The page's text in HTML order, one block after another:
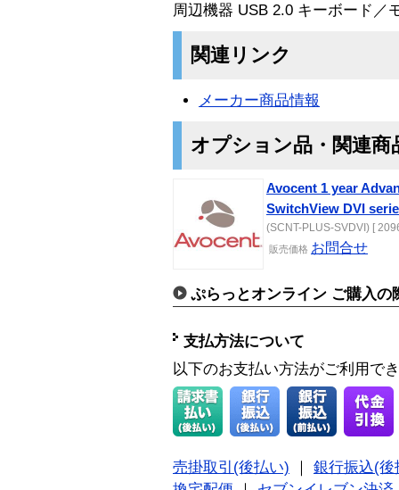
周辺機器 USB 2.0 キーボード／
関連リンク
メーカー商品情報
オプション品・関連商
Avocent 1 year
SwitchView DVI
(SCNT-PLUS-SVDVI) [
販売価格 お問合せ
ぷらっとオンライン ご購入の
支払方法について
以下のお支払い方法がご利用で
売掛取引(後払い)
銀行振込(後